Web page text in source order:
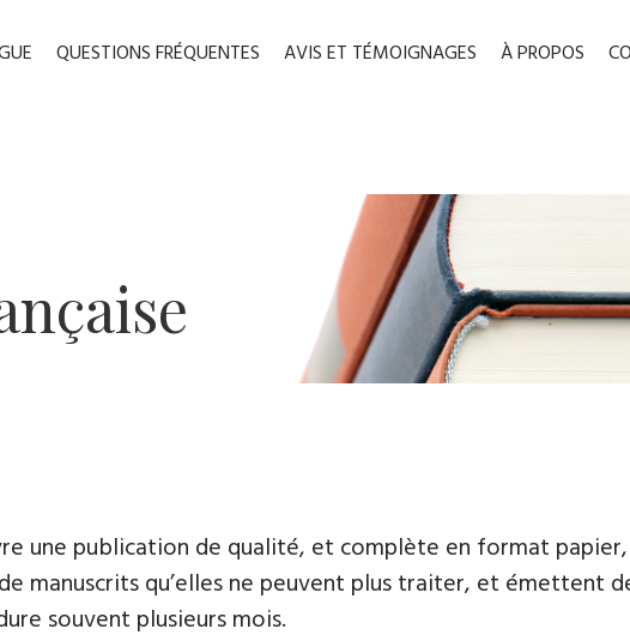
QUESTIONS FRÉQUENTES AVIS ET TÉMOIGNAGES À PROPOS
une publication de qualité, et complète en format
manuscrits qu’elles ne peuvent plus traiter, et émettent
souvent plusieurs mois.